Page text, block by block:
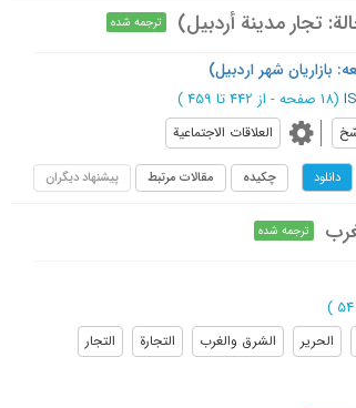
تجار مدينة أردبيل) ترجمه شده
شهر اردبیل)
(‎18 صفحه - از 442 تا 459 )
العلاقات الاجتماعیة
دانلود چکیده مقالات مرتبط پیشنهاد دیگران
ترجمه شده
)
الحریر الشرق والغرب التجارة
التجار